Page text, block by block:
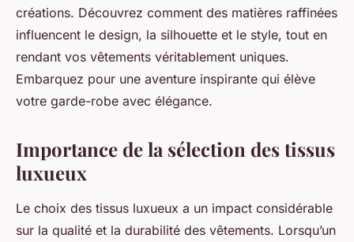
Julia•13 janvier 2025•9 min de lecture
créations. Découvrez comment des matières raffinées
influencent le design, la silhouette et le style, tout en
rendant vos vêtements véritablement uniques.
Embarquez pour une aventure inspirante qui élève
votre garde-robe avec élégance.
Importance de la sélection des tissus
luxueux
Le choix des tissus luxueux a un impact considérable
sur la qualité et la durabilité des vêtements. Lorsqu’un